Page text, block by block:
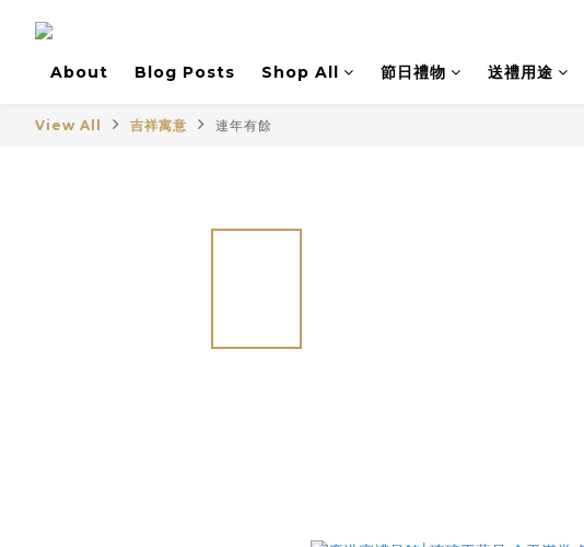
About Blog Posts Shop All 節日禮物 送禮用途
View All 吉祥寓意 連年有餘